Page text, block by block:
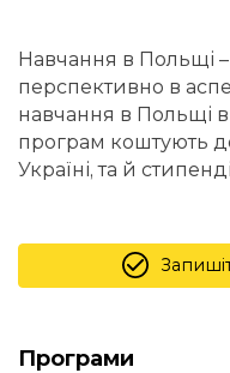
Навчання в Польщі
перспективно в
навчання в Польщі
програм коштують
Україні, та й
Програми